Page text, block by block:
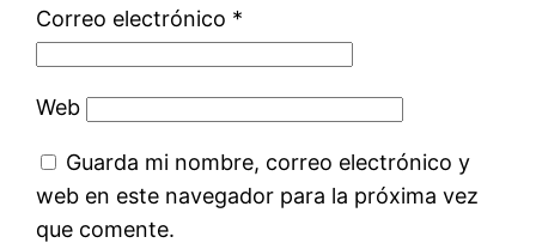
Correo electrónico *
Web
Guarda mi nombre, correo electrónico y
web en este navegador para la próxima vez
que comente.